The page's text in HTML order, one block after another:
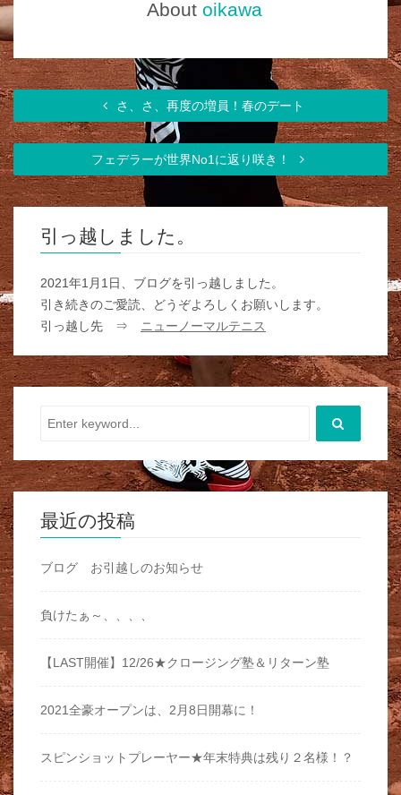
About oikawa
さ、さ、再度の増員！春のデート
フェデラーが世界No1に返り咲き！
引っ越しました。
2021年1月1日、ブログを引っ越しました。
引き続きのご愛読、どうぞよろしくお願いします。
引っ越し先 ⇒
ニューノーマルテニス
最近の投稿
ブログ お引越しのお知らせ
負けたぁ～、、、、
【LAST開催】12/26★クロージング塾＆リターン塾
2021全豪オープンは、2月8日開幕に！
スピンショットプレーヤー★年末特典は残り２名様！？